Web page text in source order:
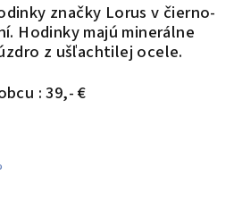
značky Lorus v čierno-
Hodinky majú minerálne
z ušľachtilej ocele.
: 39,- €